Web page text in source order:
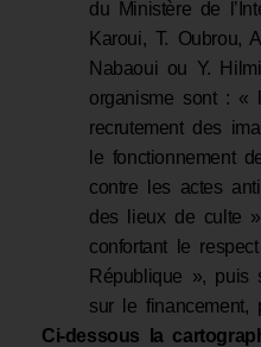
du Ministère de
Karoui, T. Oubrou,
Nabaoui ou Y.
organisme sont : «
recrutement des
le fonctionnement
contre les actes
des lieux de culte
confortant le
République », puis
sur le financement,
Ci-dessous la